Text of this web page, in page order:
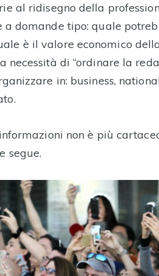
al ridisegno della
domande tipo: quale
è il valore economico
di “ordinare la
in: business,
non è più
segue.